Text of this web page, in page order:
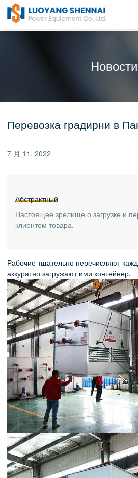
Новости
Перевозка градирни в
7 月 11, 2022
Абстрактный
Настоящее зрелище о загрузке и
клиентом товара.
Рабочие тщательно перечисляют
аккуратно загружают ими контейнер.